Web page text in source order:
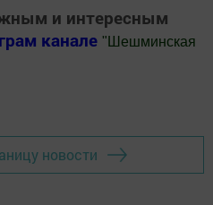
и интересным
канале " Шешминская
новости